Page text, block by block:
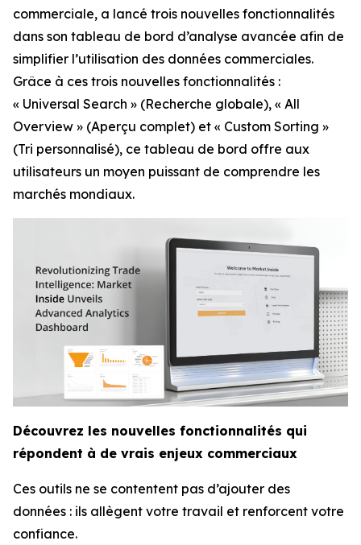
commerciale, a lancé trois nouvelles fonctionnalités
dans son tableau de bord d’analyse avancée afin de
simplifier l’utilisation des données commerciales.
Grâce à ces trois nouvelles fonctionnalités :
« Universal Search » (Recherche globale), « All
Overview » (Aperçu complet) et « Custom Sorting »
(Tri personnalisé), ce tableau de bord offre aux
utilisateurs un moyen puissant de comprendre les
marchés mondiaux.
Découvrez les nouvelles fonctionnalités qui
répondent à de vrais enjeux commerciaux
Ces outils ne se contentent pas d’ajouter des
données : ils allègent votre travail et renforcent votre
confiance.